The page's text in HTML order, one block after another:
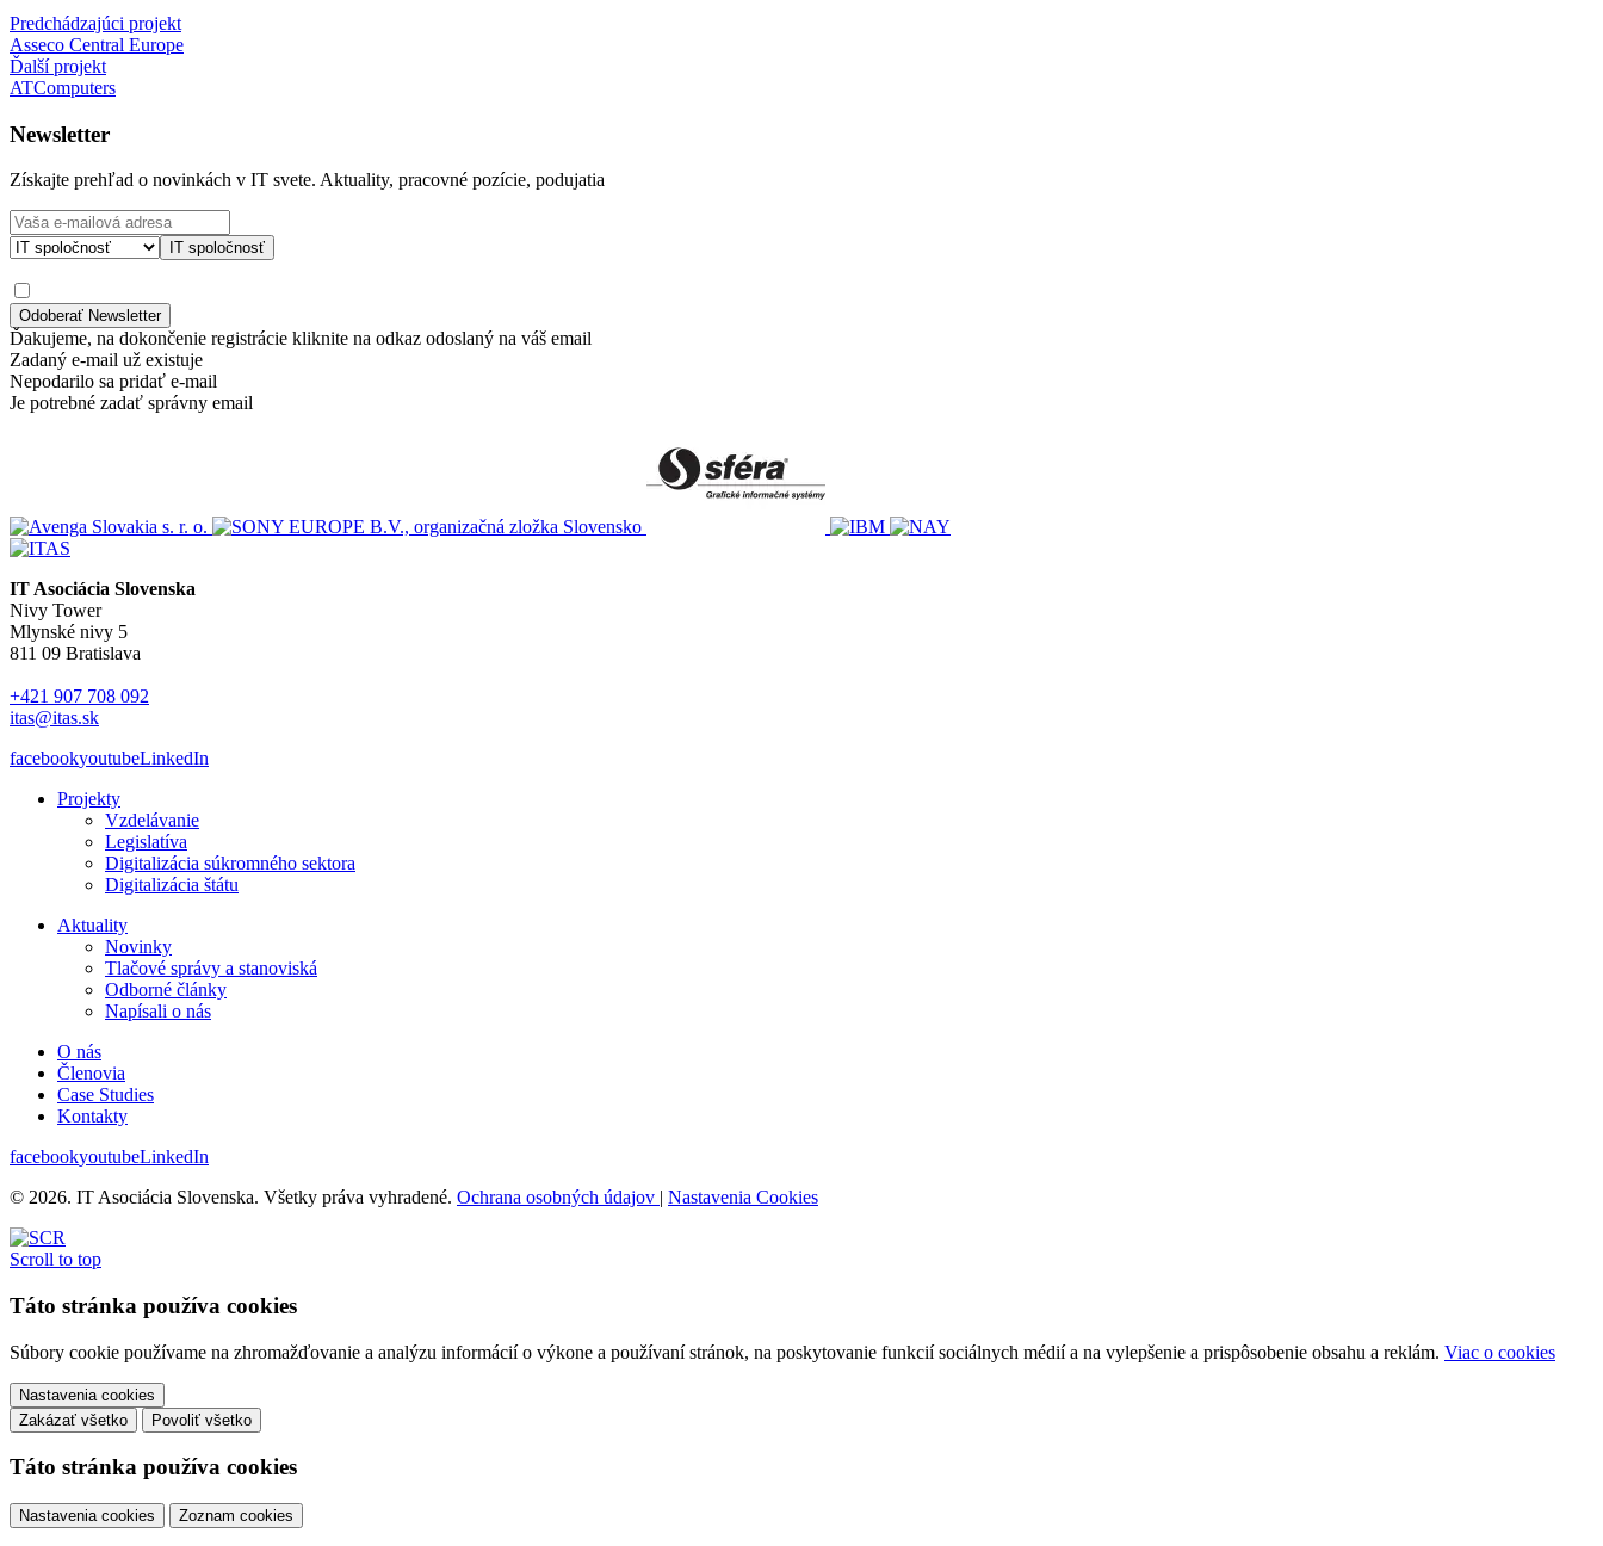
Predchádzajúci projekt
Asseco Central Europe
Ďalší projekt
ATComputers
Newsletter
Získajte prehľad o novinkách v IT svete. Aktuality, pracovné pozície, podujatia
IT spoločnosť
Ďakujeme, na dokončenie registrácie kliknite na odkaz odoslaný na váš email
Zadaný e-mail už existuje
Nepodarilo sa pridať e-mail
Je potrebné zadať správny email
IT Asociácia Slovenska
Nivy Tower
Mlynské nivy 5
811 09 Bratislava
+421 907 708 092
itas@itas.sk
facebookyoutubeLinkedIn
Projekty
Vzdelávanie
Legislatíva
Digitalizácia súkromného sektora
Digitalizácia štátu
Aktuality
Novinky
Tlačové správy a stanoviská
Odborné články
Napísali o nás
O nás
Členovia
Case Studies
Kontakty
facebookyoutubeLinkedIn
© 2026. IT Asociácia Slovenska. Všetky práva vyhradené. Ochrana osobných údajov | Nastavenia Cookies
Scroll to top
Táto stránka používa cookies
Súbory cookie používame na zhromažďovanie a analýzu informácií o výkone a používaní stránok, na poskytovanie funkcií sociálnych médií a na vylepšenie a prispôsobenie obsahu a reklám. Viac o cookies
Nastavenia cookies
Zakázať všetko
Povoliť všetko
Táto stránka používa cookies
Nastavenia cookies Zoznam cookies